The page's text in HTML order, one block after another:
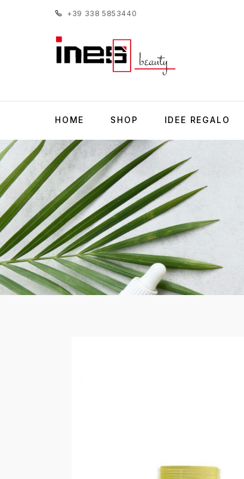
+39 338 5853440
HOME SHOP IDEE REGALO